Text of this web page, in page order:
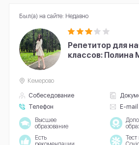
Репетитор для
классов: Полина
Собеседование
Телефон
E-mail
Кемерово
Высшее
образование
Есть
Тест
Был(а) на сайте: Недавно